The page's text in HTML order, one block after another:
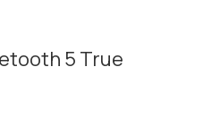
5 True